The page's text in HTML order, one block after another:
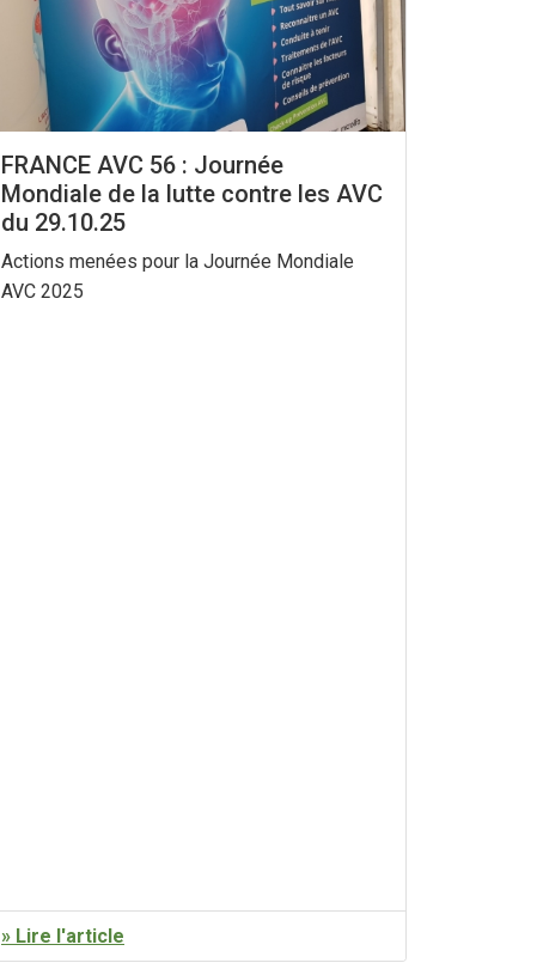
FRANCE AVC 56 : Journée
Mondiale de la lutte contre les AVC
du 29.10.25
Actions menées pour la Journée Mondiale
AVC 2025
» Lire l'article